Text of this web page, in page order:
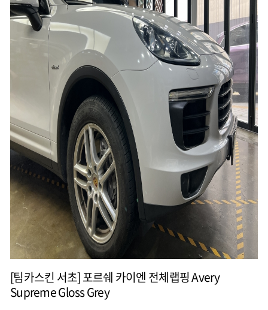
[팀카스킨 서초] 포르쉐 카이엔 전체랩핑 Avery
Supreme Gloss Grey